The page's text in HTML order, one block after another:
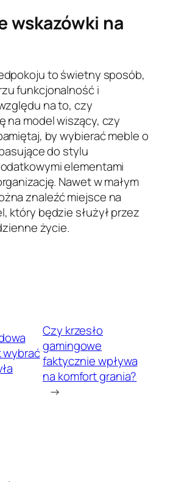
wskazówki na
to świetny sposób,
funkcjonalność i
na to, czy
na model wiszący, czy
by wybierać meble o
do stylu
elementami
Nawet w małym
znaleźć miejsce na
który będzie służył przez
życie.
wybrać
Czy krzesło
gamingowe
faktycznie wpływa
na komfort grania?
→